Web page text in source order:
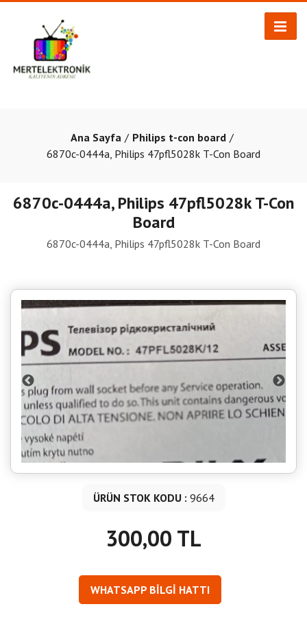
Ana Sayfa
Philips t-con board
6870c-0444a, Philips 47pfl5028k T-Con Board
6870c-0444a, Philips 47pfl5028k T-Con
Board
6870c-0444a, Philips 47pfl5028k T-Con Board
ÜRÜN STOK KODU : 9664
300,00 TL
WHATSAPP BİLGİ HATTI